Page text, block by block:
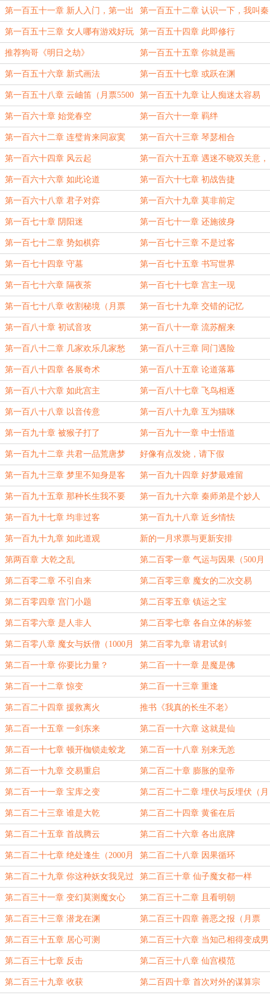
第一百五十一章 新人入门，第一出
戏
第一百五十二章 认识一下，我叫秦
弈
第一百五十三章 女人哪有游戏好玩 第一百五十四章 此即修行
推荐狗哥《明日之劫》 第一百五十五章 你就是画
第一百五十六章 新式画法 第一百五十七章 或跃在渊
第一百五十八章 云岫笛（月票5500
加更）
第一百五十九章 让人痴迷太容易
第一百六十章 始觉春空 第一百六十一章 羁绊
第一百六十二章 连璧肯来同寂寞 第一百六十三章 琴瑟相合
第一百六十四章 风云起 第一百六十五章 遇迷不晓双关意，
各自藏机
第一百六十六章 如此论道 第一百六十七章 初战告捷
第一百六十八章 君子对弈 第一百六十九章 莫非前定
第一百七十章 阴阳迷 第一百七十一章 还施彼身
第一百七十二章 势如棋弈 第一百七十三章 不是过客
第一百七十四章 守墓 第一百七十五章 书写世界
第一百七十六章 隔夜茶 第一百七十七章 宫主一现
第一百七十八章 收割秘境（月票
6500加更）
第一百七十九章 交错的记忆
第一百八十章 初试音攻 第一百八十一章 流苏醒来
第一百八十二章 几家欢乐几家愁 第一百八十三章 同门遇险
第一百八十四章 各展奇术 第一百八十五章 论道落幕
第一百八十六章 如此宫主 第一百八十七章 飞鸟相逐
第一百八十八章 以音传意 第一百八十九章 互为猫咪
第一百九十章 被猴子打了 第一百九十一章 中士悟道
第一百九十二章 共君一品荒唐梦 好像有点发烧，请下假
第一百九十三章 梦里不知身是客 第一百九十四章 好梦最难留
第一百九十五章 那种长生我不要
（求月票）
第一百九十六章 秦师弟是个妙人
第一百九十七章 均非过客 第一百九十八章 近乡情怯
第一百九十九章 如此道观 新的一月求票与更新安排
第两百章 大乾之乱 第二百零一章 气运与因果（500月
票加更）
第二百零二章 不引自来 第二百零三章 魔女的二次交易
第二百零四章 宫门小题 第二百零五章 镇运之宝
第二百零六章 是人非人 第二百零七章 各自立体的标签
第二百零八章 魔女与妖僧（1000月
票加更）
第二百零九章 请君试剑
第二百一十章 你要比力量？ 第二百一十一章 是魔是佛
第二百一十二章 惊变 第二百一十三章 重逢
第二百二十四章 援救离火 推书《我真的长生不老》
第二百一十五章 一剑东来 第二百一十六章 这就是仙
第二百一十七章 顿开枷锁走蛟龙 第二百一十八章 别来无恙
第二百一十九章 交易重启 第二百二十章 膨胀的皇帝
第二百一十一章 宝库之变 第二百二十二章 埋伏与反埋伏（月
票1500加更）
第二百二十三章 谁是大乾 第二百二十四章 黄雀在后
第二百二十五章 首战腾云 第二百二十六章 各出底牌
第二百二十七章 绝处逢生（2000月
票加更）
第二百二十八章 因果循环
第二百二十九章 你这种妖女我见过 第二百三十章 仙子魔女都一样
第二百三十一章 变幻莫测魔女心 第二百三十二章 且看明朝
第二百三十三章 潜龙在渊 第二百三十四章 善恶之报（月票
2500加更）
第二百三十五章 居心可测 第二百三十六章 当知己相得变成男
女之意
第二百三十七章 反击 第二百三十八章 仙宫模范
第二百三十九章 收获 第二百四十章 首次对外的谋算宗